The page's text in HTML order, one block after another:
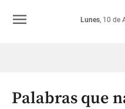
Colombia
Lunes, 10 de
menu
Palabras que